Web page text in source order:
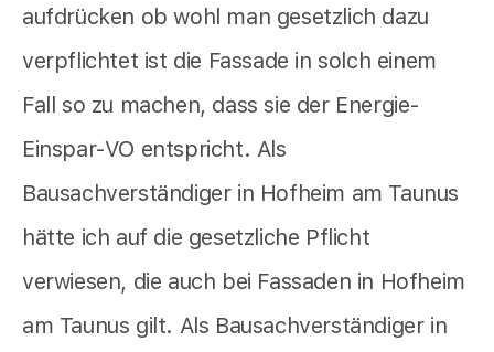
aufdrücken ob wohl man gesetzlich dazu
verpflichtet ist die Fassade in solch einem
Fall so zu machen, dass sie der Energie-
Einspar-VO entspricht. Als
Bausachverständiger in Hofheim am Taunus
hätte ich auf die gesetzliche Pflicht
verwiesen, die auch bei Fassaden in Hofheim
am Taunus gilt. Als Bausachverständiger in